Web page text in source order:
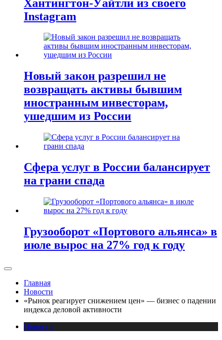
Хантингтон-Уайтли из своего
Instagram
Новый закон разрешил не
возвращать активы бывшим
иностранным инвесторам,
ушедшим из России
Сфера услуг в России балансирует
на грани спада
Грузооборот «Портового альянса» в
июле вырос на 27% год к году
Главная
Новости
«Рынок реагирует снижением цен» — бизнес о падении
индекса деловой активности
Новости